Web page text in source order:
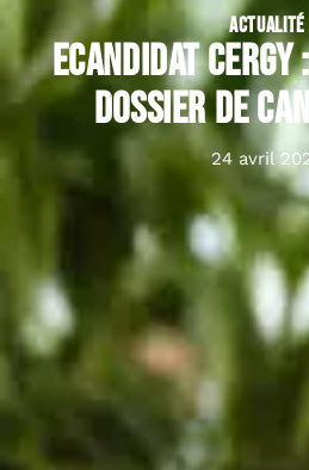
ACTUALITÉ
Ecandidat Cergy
dossier de
24 avril